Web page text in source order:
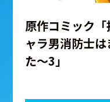
原作コミック
ャラ男消防士
た～3」